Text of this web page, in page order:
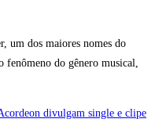
um dos maiores nomes do
do gênero musical,
divulgam single e clipe